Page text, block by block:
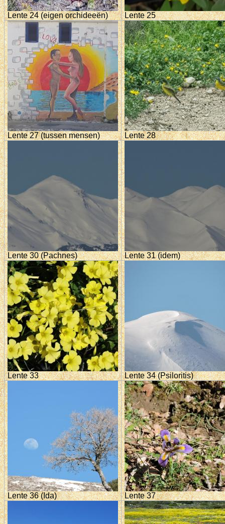
Lente 24 (eigen orchideeën) Lente 25
Lente 27 (tussen mensen) Lente 28
Lente 30 (Pachnes) Lente 31 (idem)
Lente 33 Lente 34 (Psiloritis)
Lente 36 (Ida) Lente 37